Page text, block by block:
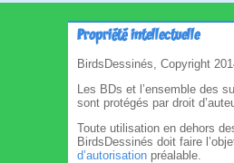
Propriété intellectuelle
BirdsDessinés, Copyright
Les BDs et l’ensemble des
sont protégés par droit
Toute utilisation en dehors
BirdsDessinés doit faire
d’autorisation préalable.